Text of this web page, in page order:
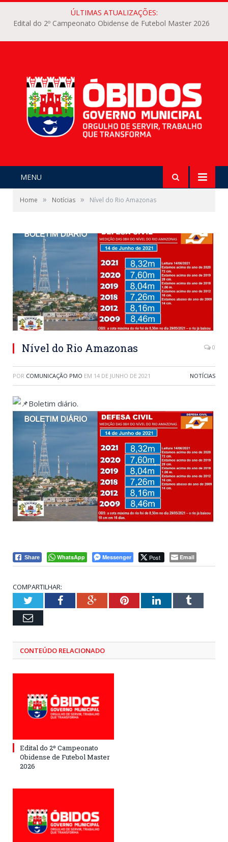
ÚLTIMAS ATUALIZAÇÕES:
Edital do 2º Campeonato Obidense de Futebol Master 2026
MENU
Home » Notícias » Nível do Rio Amazonas
Nível do Rio Amazonas 0
POR COMUNICAÇÃO PMO EM 14 DE JUNHO DE 2021 NOTÍCIAS
Boletim diário.
Share WhatsApp Messenger Post Email
COMPARTILHAR:
TwitterFacebookGoogle+PinterestLinkedInTumblr
Email
CONTEÚDO RELACIONADO
Edital do 2º Campeonato
Obidense de Futebol Master
2026